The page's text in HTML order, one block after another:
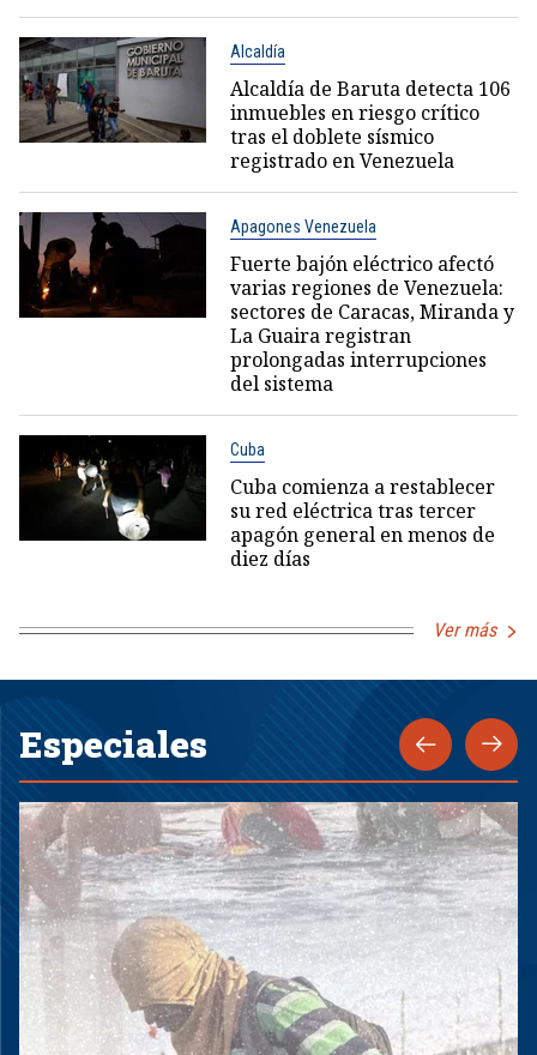
Alcaldía
Alcaldía de Baruta detecta 106
inmuebles en riesgo crítico
tras el doblete sísmico
registrado en Venezuela
Apagones Venezuela
Fuerte bajón eléctrico afectó
varias regiones de Venezuela:
sectores de Caracas, Miranda y
La Guaira registran
prolongadas interrupciones
del sistema
Cuba
Cuba comienza a restablecer
su red eléctrica tras tercer
apagón general en menos de
diez días
Ver más
Especiales